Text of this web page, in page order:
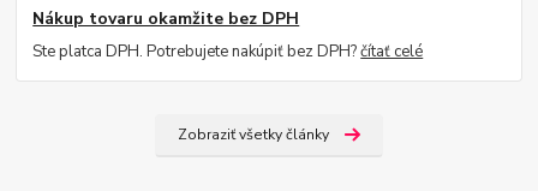
Nákup tovaru okamžite bez DPH
Ste platca DPH. Potrebujete nakúpiť bez DPH?čítať celé
Zobraziť všetky články